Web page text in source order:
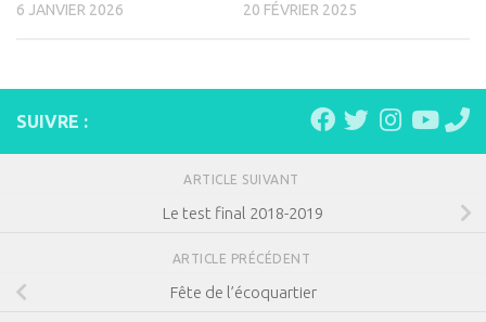
6 JANVIER 2026 20 FÉVRIER 2025
SUIVRE :
ARTICLE SUIVANT
Le test final 2018-2019
ARTICLE PRÉCÉDENT
Fête de l’écoquartier